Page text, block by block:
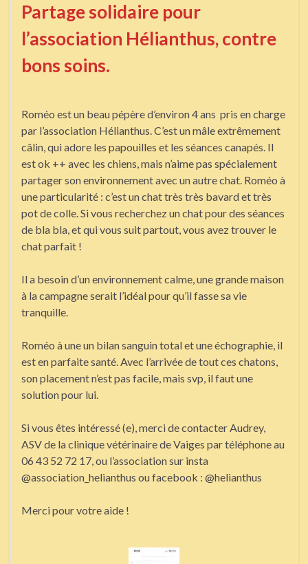
Partage solidaire pour
l’association Hélianthus, contre
bons soins.
Roméo est un beau pépère d’environ 4 ans pris en charge
par l’association Hélianthus. C’est un mâle extrêmement
câlin, qui adore les papouilles et les séances canapés. Il
est ok ++ avec les chiens, mais n’aime pas spécialement
partager son environnement avec un autre chat. Roméo à
une particularité : c’est un chat très très bavard et très
pot de colle. Si vous recherchez un chat pour des séances
de bla bla, et qui vous suit partout, vous avez trouver le
chat parfait !
Il a besoin d’un environnement calme, une grande maison
à la campagne serait l’idéal pour qu’il fasse sa vie
tranquille.
Roméo à une un bilan sanguin total et une échographie, il
est en parfaite santé. Avec l’arrivée de tout ces chatons,
son placement n’est pas facile, mais svp, il faut une
solution pour lui.
Si vous êtes intéressé (e), merci de contacter Audrey,
ASV de la clinique vétérinaire de Vaiges par téléphone au
06 43 52 72 17, ou l’association sur insta
@association_helianthus ou facebook : @helianthus
Merci pour votre aide !